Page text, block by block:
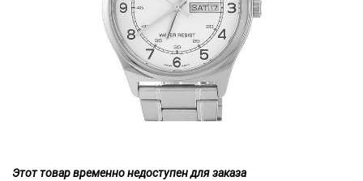
Этот товар временно недоступен для заказа